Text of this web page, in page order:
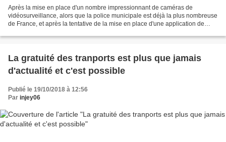
Après la mise en place d'un nombre impressionnant de caméras de
vidéosurveillance, alors que la police municipale est déjà la plus nombreuse
de France, et après la tentative de la mise en place d'une application de
La gratuité des tranports est plus que jamais
d'actualité et c'est possible
Publié le 19/10/2018 à 12:56
Par injey06